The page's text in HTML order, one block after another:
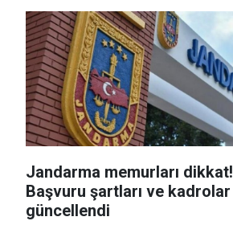
Jandarma memurları dikkat!
Başvuru şartları ve kadrolar
güncellendi